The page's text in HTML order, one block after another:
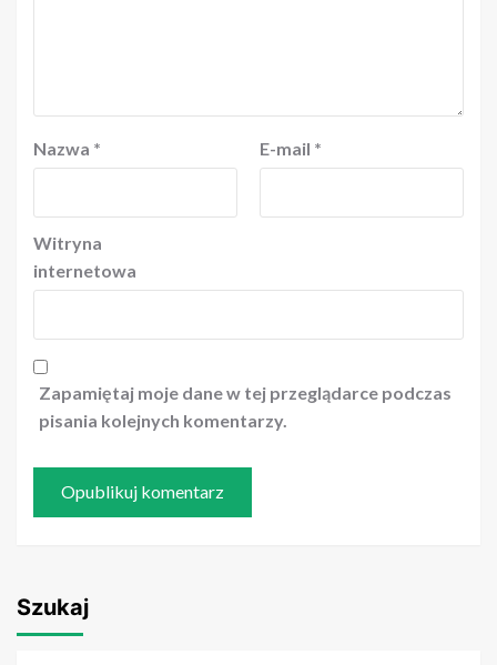
Nazwa * E-mail *
Witryna
internetowa
Zapamiętaj moje dane w tej przeglądarce podczas
pisania kolejnych komentarzy.
Szukaj